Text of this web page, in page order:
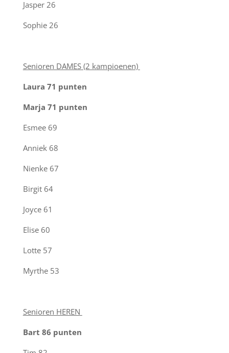
Jasper 26
Sophie 26
Senioren DAMES (2 kampioenen)
Laura 71 punten
Marja 71 punten
Esmee 69
Anniek 68
Nienke 67
Birgit 64
Joyce 61
Elise 60
Lotte 57
Myrthe 53
Senioren HEREN
Bart 86 punten